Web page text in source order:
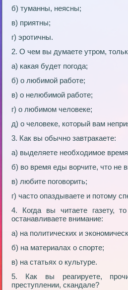
б) туманны, неясны;
в) приятны;
г) эротичны.
2. О чем вы думаете утром,
а) какая будет погода;
б) о любимой работе;
в) о нелюбимой работе;
г) о любимом человеке;
д) о человеке, который вам
3. Как вы обычно завтракаете:
а) выделяете необходимое
б) во время еды ворчите, что не
в) любите поговорить;
г) часто опаздываете и потому
4. Когда вы читаете газету,
останавливаете внимание:
а) на политических и
б) на материалах о спорте;
в) на статьях о культуре.
5. Как вы реагируете,
преступлении, скандале?